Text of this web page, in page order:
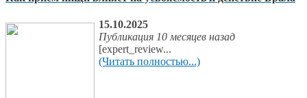
15.10.2025
Публикация 10 месяцев назад
[expert_review...
(Читать полностью...)